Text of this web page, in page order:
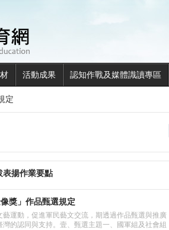
活動成果 認知作戰及媒體識讀專區
定
揚作業要點
獎」作品甄選規定
運動，促進軍民藝文交流，期透過作品甄選與推
的認同與支持。壹、甄選主題一、國軍組及社會